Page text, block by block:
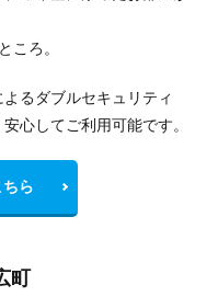
ころ。
るダブルセキュリティ
心してご利用可能です。
ら
町